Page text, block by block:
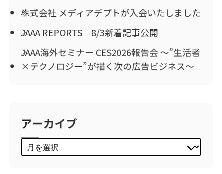
株式会社 メディアデプトが入会いたしました
JAAA REPORTS 8/3新着記事公開
JAAA海外セミナー CES2026報告会 ～”生活者
×テクノロジー”が描く次の広告ビジネス～
アーカイブ